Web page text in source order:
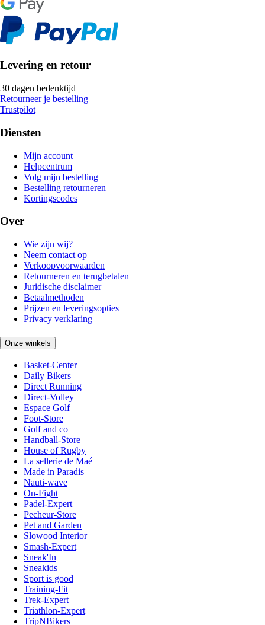
Levering en retour
30 dagen bedenktijd
Retourneer je bestelling
Trustpilot
Diensten
Mijn account
Helpcentrum
Volg mijn bestelling
Bestelling retourneren
Kortingscodes
Over
Wie zijn wij?
Neem contact op
Verkoopvoorwaarden
Retourneren en terugbetalen
Juridische disclaimer
Betaalmethoden
Prijzen en leveringsopties
Privacy verklaring
Onze winkels
Basket-Center
Daily Bikers
Direct Running
Direct-Volley
Espace Golf
Foot-Store
Golf and co
Handball-Store
House of Rugby
La sellerie de Maé
Made in Paradis
Nauti-wave
On-Fight
Padel-Expert
Pecheur-Store
Pet and Garden
Slowood Interior
Smash-Expert
Sneak'In
Sneakids
Sport is good
Training-Fit
Trek-Expert
Triathlon-Expert
TripNBikers